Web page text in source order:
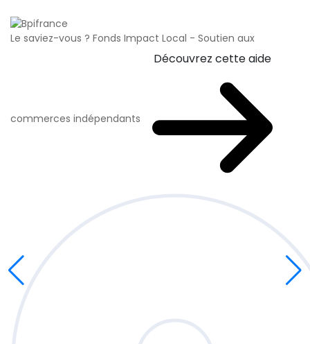
Le saviez-vous ? Fonds Impact Local - Soutien aux
commerces indépendants
Découvrez cette aide